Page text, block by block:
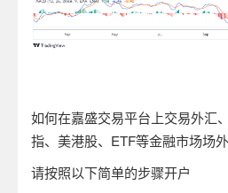
如何在嘉盛交易平台上交易外汇
指、美港股、ETF等金融市场场外
请按照以下简单的步骤开户